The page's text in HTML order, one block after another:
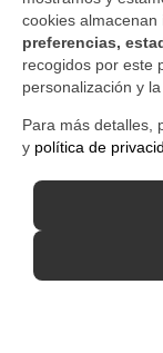
cookies almacenan
preferencias,
recogidos por este
personalización y
Para más detalles,
y política de